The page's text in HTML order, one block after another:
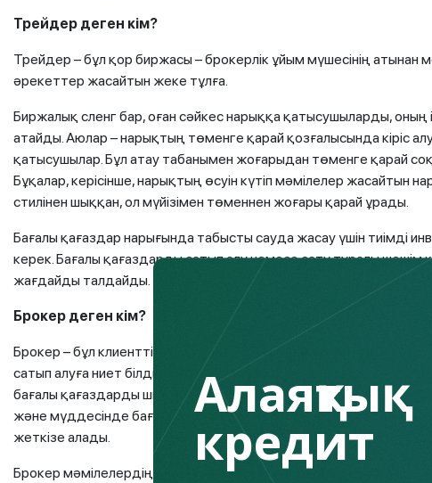
Трейдер деген кім?
Трейдер – бұл қор биржасы – брокерлік ұйым мүшесінің
әрекеттер жасайтын жеке тұлға.
Биржалық сленг бар, оған сәйкес нарыққа қатысушыларды,
атайды. Аюлар – нарықтың төменге қарай қозғалысында кіріс
қатысушылар. Бұл атау табанымен жоғарыдан төменге қарай
Бұқалар, керісінше, нарықтың өсуін күтіп мәмілелер жасайтын
стилінен шыққан, ол мүйізімен төменнен жоғары қарай ұрады.
Бағалы қағаздар нарығында табысты сауда жасау үшін тиімді
керек. Бағалы қағаздарды сатып алу немесе сату туралы
жағдайды талдайды.
Брокер деген кім?
Брокер – бұл клиенттің тапсырмасы бойынша мәмілелерді
сатып алуға ниет білдірген клиент (инвестор) пен сатушы –
бағалы қағаздарды шығарған компания арасындағы делдал.
және мүддесінде бағалы қағаздармен мәмілелер жасайды және
жеткізе алады.
Брокер мәмілелердің барлық заңдық аспектілері үшін,
Алаяқтық
кредит